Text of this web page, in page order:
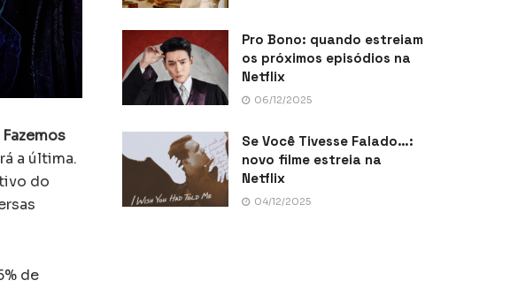
a última.
do
de
Pro Bono: quando estreiam
os próximos episódios na
Netflix
06/12/2025
Se Você Tivesse Falado…:
novo filme estreia na
Netflix
04/12/2025